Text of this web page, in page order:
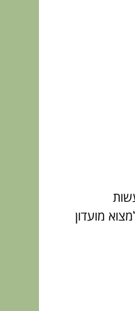
מועדון